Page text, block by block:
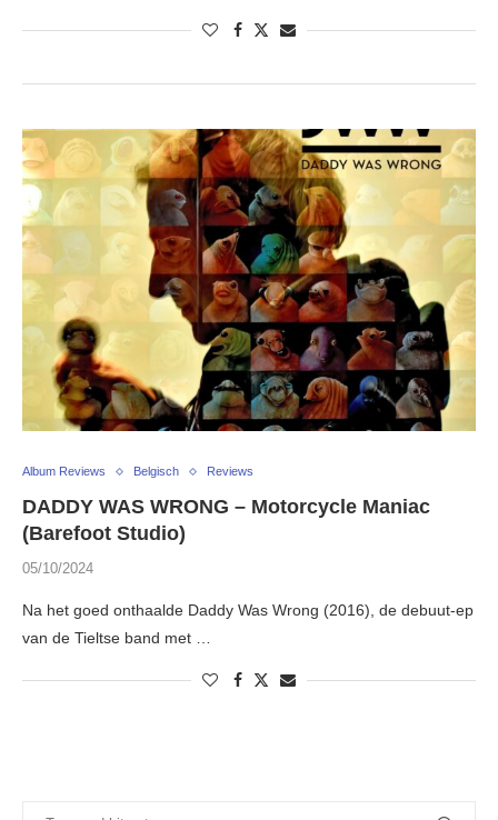
Album Reviews Belgisch Reviews
DADDY WAS WRONG – Motorcycle Maniac
(Barefoot Studio)
05/10/2024
Na het goed onthaalde Daddy Was Wrong (2016), de debuut-ep
van de Tieltse band met …